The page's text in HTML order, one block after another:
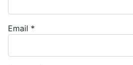
Email *